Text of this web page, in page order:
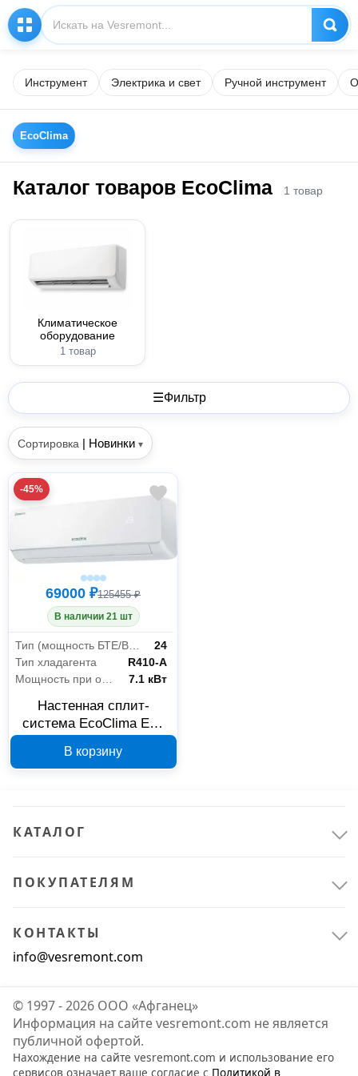
Инструмент Электрика и свет Ручной инструмент
EcoClima
Каталог товаров EcoClima 1 товар
Климатическое
оборудование
1 товар
☰Фильтр
Сортировка | Новинки ▾
-45%
69000 ₽125455 ₽
В наличии 21 шт
24
Тип хладагента
R410-А
7.1 кВт
Настенная сплит-
система EcoClima EC-
130124
В корзину
КАТАЛОГ
ПОКУПАТЕЛЯМ
КОНТАКТЫ
info@vesremont.com
© 1997 - 2026 ООО «Афганец»
Информация на сайте vesremont.com не является
публичной офертой.
Нахождение на сайте vesremont.com и использование его
сервисов означает ваше согласие с Политикой в